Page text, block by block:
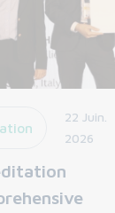
22 Juin.
2026